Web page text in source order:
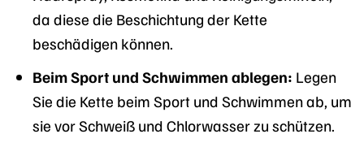
da diese die Beschichtung der Kette
beschädigen können.
Beim Sport und Schwimmen ablegen: Legen
Sie die Kette beim Sport und Schwimmen ab, um
sie vor Schweiß und Chlorwasser zu schützen.